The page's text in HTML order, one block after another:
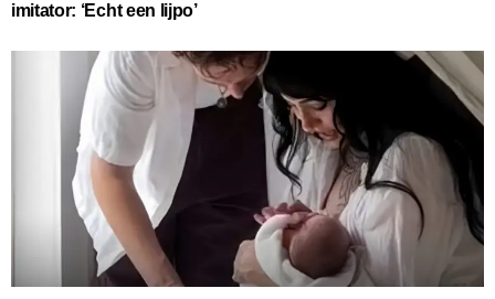
imitator: ‘Echt een lijpo’